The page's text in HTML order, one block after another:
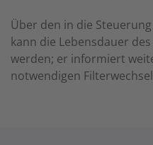
Über den in die
kann die Lebensdauer
werden; er informiert
notwendigen